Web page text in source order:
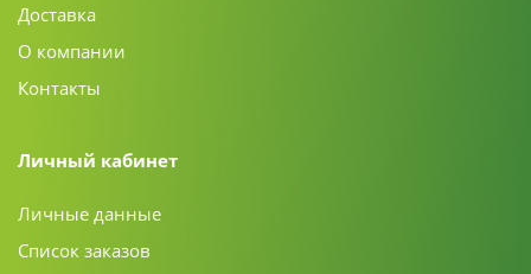
Доставка
О компании
Контакты
Личный кабинет
Личные данные
Список заказов